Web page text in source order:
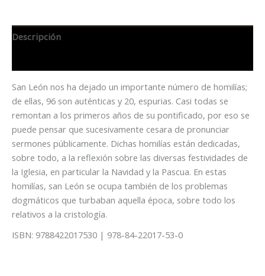
Descripción
San León nos ha dejado un importante número de homilías;
de ellas, 96 son auténticas y 20, espurias. Casi todas se
remontan a los primeros años de su pontificado, por eso se
puede pensar que sucesivamente cesara de pronunciar
sermones públicamente. Dichas homilías están dedicadas,
sobre todo, a la reflexión sobre las diversas festividades de
la Iglesia, en particular la Navidad y la Pascua. En estas
homilías, san León se ocupa también de los problemas
dogmáticos que turbaban aquella época, sobre todo los
relativos a la cristología.
ISBN: 9788422017530 | 978-84-22017-53-0